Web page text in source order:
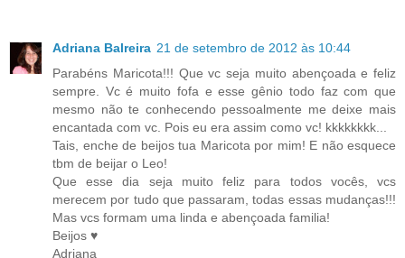
Adriana Balreira 21 de setembro de 2012 às 10:44
Parabéns Maricota!!! Que vc seja muito abençoada e feliz
sempre. Vc é muito fofa e esse gênio todo faz com que
mesmo não te conhecendo pessoalmente me deixe mais
encantada com vc. Pois eu era assim como vc! kkkkkkkk...
Tais, enche de beijos tua Maricota por mim! E não esquece
tbm de beijar o Leo!
Que esse dia seja muito feliz para todos vocês, vcs
merecem por tudo que passaram, todas essas mudanças!!!
Mas vcs formam uma linda e abençoada familia!
Beijos ♥
Adriana